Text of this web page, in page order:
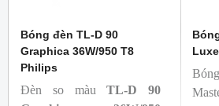
Bóng đèn TL-D 90
Graphica 36W/950 T8
Philips
Đèn so màu TL-D 90